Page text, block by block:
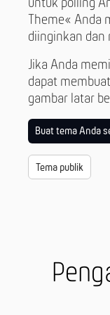
untuk polling
Theme« Anda
diinginkan dan
Jika Anda
dapat
gambar latar
Buat tema Anda
Tema publik